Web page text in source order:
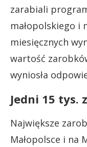
zarabiali
małopolskiego i
miesięcznych
wartość
wyniosła
Jedni 15 tys.
Największe
Małopolsce i na